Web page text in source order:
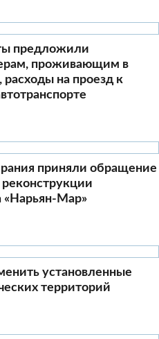
предложили
проживающим в
расходы на проезд к
приняли обращение
«Нарьян-Мар»
установленные
территорий